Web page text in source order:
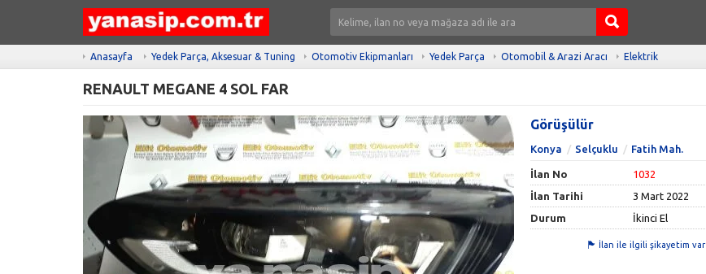
Anasayfa Yedek Parça, Aksesuar & Tuning Otomotiv Ekipmanları Yedek Parça Otomobil & Arazi Aracı Elektrik
RENAULT MEGANE 4 SOL FAR
Görüşülür
Konya Selçuklu Fatih Mah.
İlan No
1032
İlan Tarihi
3 Mart 2022
Durum
İkinci El
İlan ile ilgili şikayetim var